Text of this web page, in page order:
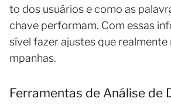
to dos usuários e como as
chave performam. Com essas
sível fazer ajustes que realmente
mpanhas.
Ferramentas de Análise de